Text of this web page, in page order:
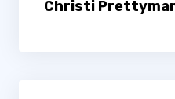
Christi